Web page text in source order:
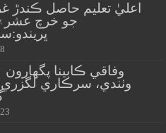
اعليٰ تعليم حاصل ڪندڙ
جو خرچ
وفاقي ڪابينا
وٺندي، سرڪاري لگزري